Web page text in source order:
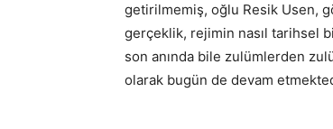
getirilmemiş, oğlu Resik Usen,
gerçeklik, rejimin nasıl tarihsel
son anında bile zulümlerden
olarak bugün de devam